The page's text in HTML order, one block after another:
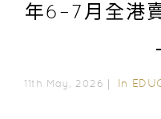
年6–7月全港
11th May, 2026｜ In